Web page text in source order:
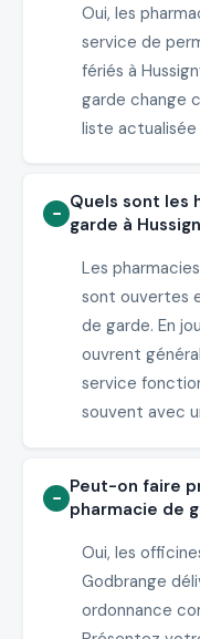
Oui, les
service de
fériés à
garde change
liste
Quels sont les
garde à
Les
sont ouvertes
de garde. En
ouvrent
service
souvent avec
Peut-on faire
pharmacie de
Oui, les
Godbrange
ordonnance